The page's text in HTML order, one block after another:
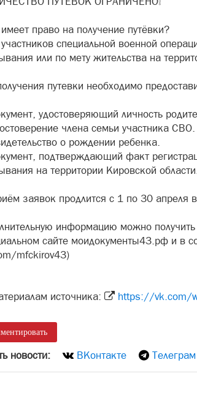
право на получение путёвки?
специальной военной
или по мету жительства на
путевки необходимо
удостоверяющий личность
члена семьи участника СВО.
о рождении ребенка.
подтверждающий факт
на территории Кировской
заявок продлится с 1 по 30
информацию можно
сайте моидокументы43.рф и в
mfckirov43)
источника: https://vk.com/
новости: ВКонтакте Телеграм